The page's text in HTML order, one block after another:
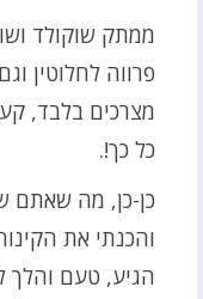
ממתק שוקולד
פרווה לחלוטין
מצרכים בלבד,
כל כך!.
כן-כן, מה שאתם
והכנתי את
הגיע, טעם והלך